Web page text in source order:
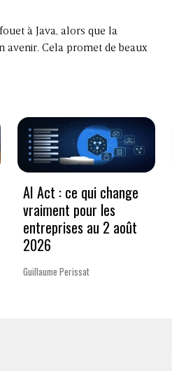
à Java, alors que la
avenir. Cela promet de beaux
AI Act : ce qui change
vraiment pour les
entreprises au 2 août
2026
Guillaume Perissat